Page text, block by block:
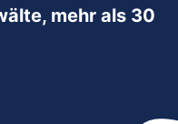
mehr als 30